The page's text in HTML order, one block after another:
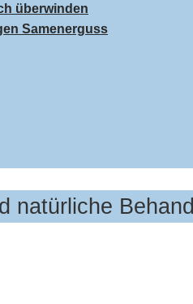
überwinden
Samenerguss
natürliche